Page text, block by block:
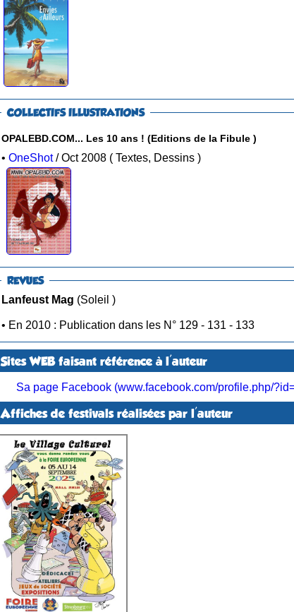
COLLECTIFS ILLUSTRATIONS
OPALEBD.COM... Les 10 ans ! (Editions de la Fibule )
• OneShot / Oct 2008 ( Textes, Dessins )
REVUES
Lanfeust Mag
(Soleil )
• En 2010 : Publication dans les N° 129 - 131 - 133
Sites WEB faisant référence à l'auteur
Sa page Facebook (www.facebook.com/profile.php/
Affiches de festivals réalisées par l'auteur